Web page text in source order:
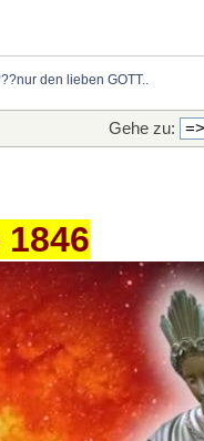
den lieben GOTT..
Gehe zu: